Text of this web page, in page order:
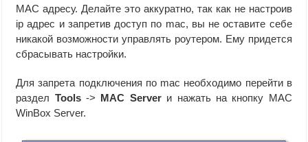
MAC адресу. Делайте это аккуратно, так как не настроив
ip адрес и запретив доступ по mac, вы не оставите себе
никакой возможности управлять роутером. Ему придется
сбрасывать настройки.
Для запрета подключения по mac необходимо перейти в
раздел Tools-> MAC Serverи нажать на кнопку MAC
WinBox Server.